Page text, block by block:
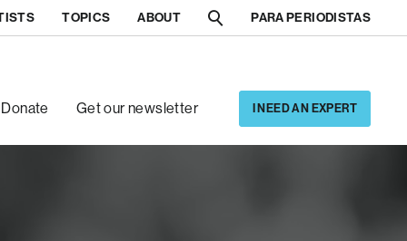
TOPICS ABOUT PARA PERIODISTAS
Donate Get our newsletter I NEED AN EXPERT